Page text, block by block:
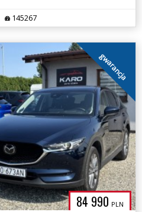
145267
84 990 PLN
gwarancja